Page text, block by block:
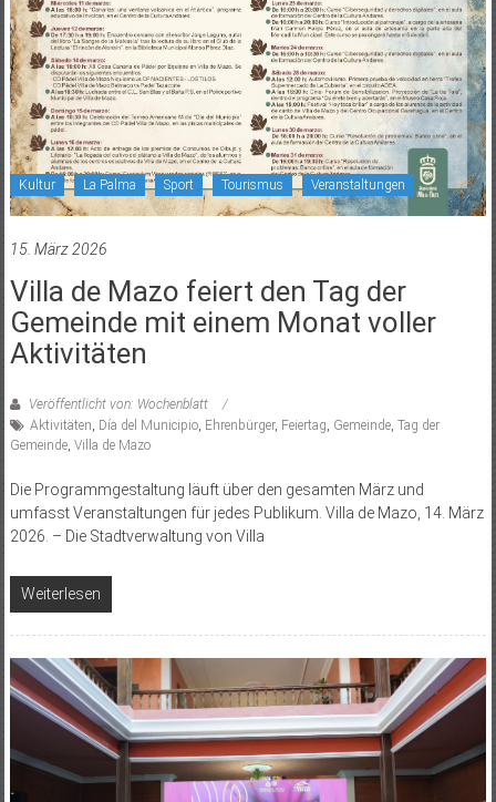
Kultur La Palma Sport Tourismus Veranstaltungen
15. März 2026
Villa de Mazo feiert den Tag der
Gemeinde mit einem Monat voller
Aktivitäten
Veröffentlicht von: Wochenblatt
Aktivitäten, Día del Municipio, Ehrenbürger, Feiertag, Gemeinde, Tag der
Gemeinde, Villa de Mazo
Die Programmgestaltung läuft über den gesamten März und
umfasst Veranstaltungen für jedes Publikum. Villa de Mazo, 14. März
2026. – Die Stadtverwaltung von Villa
Weiterlesen